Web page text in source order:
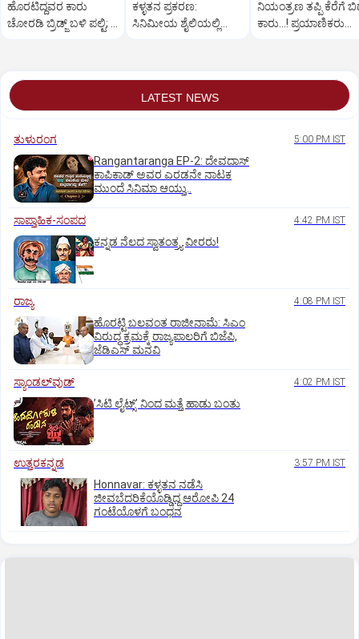
ಹೊರಟಿದ್ದವರ ಕಾರು
ಚೋರಡಿ ಬ್ರಿಡ್ಜ್ ಬಳಿ ಪಲ್ಟಿ; 6
ಕಳ್ಳತನ ಪ್ರಕರಣ:
ಸಿನಿಮೀಯ ಶೈಲಿಯಲ್ಲಿ
ನಿಯಂತ್ರಣ ತಪ್ಪಿ ಕೆರೆಗೆ
ಕಾರು...! ಪ್ರಯಾಣಿಕರು
LATEST NEWS
ತುಳುರಂಗ 5:00 PM IST
Rangantaranga EP-2: ದೇವದಾಸ್
ಕಾಪಿಕಾಡ್‌ ಅವರ ಎರಡನೇ ನಾಟಕ
ಮುಂದೆ ಸಿನಿಮಾ ಆಯ್ತು..
ಸಾಪ್ತಾಹಿಕ-ಸಂಪದ 4:42 PM IST
ಕನ್ನಡ ನೆಲದ ಸ್ವಾತಂತ್ರ್ಯ ವೀರರು!
ರಾಜ್ಯ 4:08 PM IST
ಹೊರಟ್ಟಿ ಬಲವಂತ ರಾಜೀನಾಮೆ: ಸಿಎಂ
ವಿರುದ್ಧ ಕ್ರಮಕ್ಕೆ ರಾಜ್ಯಪಾಲರಿಗೆ ಬಿಜೆಪಿ,
ಜೆಡಿಎಸ್ ಮನವಿ
ಸ್ಯಾಂಡಲ್‌ವುಡ್‌ 4:02 PM IST
ʼಸಿಟಿ ಲೈಟ್ಸ್‌ʼ ನಿಂದ ಮತ್ತೆ ಹಾಡು ಬಂತು
ಉತ್ತರಕನ್ನಡ 3:57 PM IST
Honnavar: ಕಳ್ಳತನ ನಡೆಸಿ
ಜೀವಬೆದರಿಕೆಯೊಡ್ಡಿದ್ದ ಆರೋಪಿ 24
ಗಂಟೆಯೊಳಗೆ ಬಂಧನ